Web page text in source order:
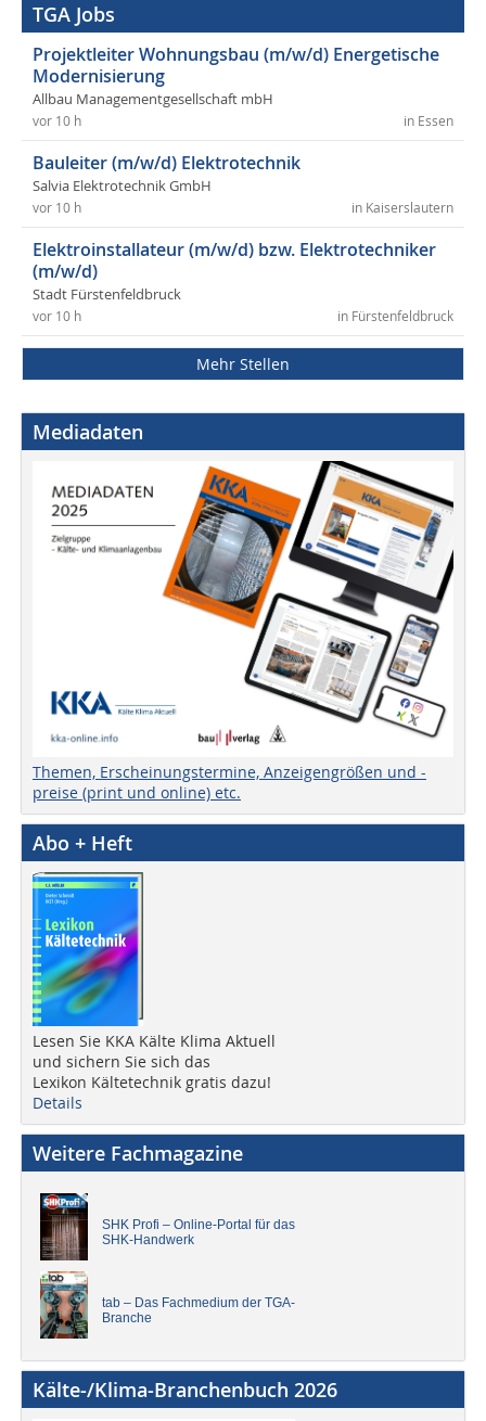
TGA Jobs
Projektleiter Wohnungsbau (m/w/d) Energetische
Modernisierung
Allbau Managementgesellschaft mbH
in Essen
vor 10 h
Bauleiter (m/w/d) Elektrotechnik
Salvia Elektrotechnik GmbH
in Kaiserslautern
vor 10 h
Elektroinstallateur (m/w/d) bzw. Elektrotechniker
(m/w/d)
Stadt Fürstenfeldbruck
in Fürstenfeldbruck
vor 10 h
Mehr Stellen
Mediadaten
Themen, Erscheinungstermine, Anzeigengrößen und -
preise (print und online) etc.
Abo + Heft
Lesen Sie KKA Kälte Klima Aktuell
und sichern Sie sich das
Lexikon Kältetechnik gratis dazu!
Details
Weitere Fachmagazine
SHK Profi – Online-Portal für das
SHK-Handwerk
tab – Das Fachmedium der TGA-
Branche
Kälte-/Klima-Branchenbuch 2026